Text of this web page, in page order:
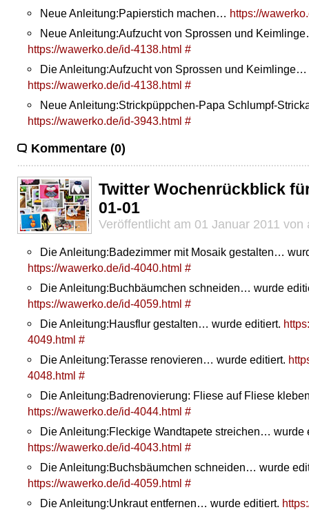
Neue Anleitung:Papierstich machen… https://
Neue Anleitung:Aufzucht von Sprossen und
https://wawerko.de/id-4138.html #
Die Anleitung:Aufzucht von Sprossen und Keimlinge…
https://wawerko.de/id-4138.html #
Neue Anleitung:Strickpüppchen-Papa Schlumpf-
https://wawerko.de/id-3943.html #
Kommentare (0)
Twitter Wochenrückblick
01-01
Veröffentlicht am 01 Januar 2011 von
Die Anleitung:Badezimmer mit Mosaik gestalten…
https://wawerko.de/id-4040.html #
Die Anleitung:Buchbäumchen schneiden… wurde
https://wawerko.de/id-4059.html #
Die Anleitung:Hausflur gestalten… wurde editiert.
4049.html #
Die Anleitung:Terasse renovieren… wurde editiert.
4048.html #
Die Anleitung:Badrenovierung: Fliese auf Fliese
https://wawerko.de/id-4044.html #
Die Anleitung:Fleckige Wandtapete streichen… wurde
https://wawerko.de/id-4043.html #
Die Anleitung:Buchsbäumchen schneiden… wurde
https://wawerko.de/id-4059.html #
Die Anleitung:Unkraut entfernen… wurde editiert.